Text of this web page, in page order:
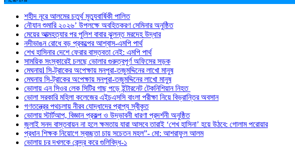
শহীদ নূরে আলমের চতুর্থ মৃত্যুবার্ষিকী পালিত
নৌযান শুমারি ২০২৬’ উপলক্ষে অবহিতকরণ সেমিনার অনুষ্ঠিত
মেয়ের আত্মহত্যার পর পুলিশ বাবার ঝুলন্ত মরদেহ উদ্ধার
নদীভাঙন রোধে বড় প্রকল্পের আশ্বাস-এমপি পার্থ
শেখ হাসিনার দেশে ফেরার বাস্তবতা নেই: এমপি পার্থ
সাময়িক সংস্কারেই চলছে ভোলার গুরুত্বপূর্ণ অফিসের সড়ক
মেঘনায়l সি-ট্রাকের অপেক্ষায় মনপুরা-তজুমদ্দিনের লাখো মানুষ
মেঘনায় সি-ট্রাকের অপেক্ষায় মনপুরা-তজুমদ্দিনের লাখো মানুষ
ভোলায় এন সিওর লেক সিটির গাছ পড়ে ইন্টারনেট টেকনিশিয়ান নিহত
ভোলা সরকারি মহিলা কলেজের এইচএসসি বাংলা পরীক্ষা নিয়ে বিভ্রান্তির অবসান
গণতন্ত্রের পথচলায় নীরব যোদ্ধাদের প্রাপ্য স্বীকৃত
ভোলায় স্টার্টআপ, বিজ্ঞান প্রকল্প ও উদ্ভাবনী ধারণা প্রদর্শনী অনুষ্ঠিত
জুলাই সনদ বাস্তবায়ন না হলে ক্ষমতায় যারা আসবে তারাই ‘শেখ হাসিনা’ হয়ে উঠবে: গোলাম পরোয়ার
প্রধান শিক্ষক নিয়োগে স্বচ্ছতা চায় সচেতন মহল”- মো: আশরাফুল আলম
ভোলায় চর দখলকে কেন্দ্র করে গুলিবিদ্ধ-১